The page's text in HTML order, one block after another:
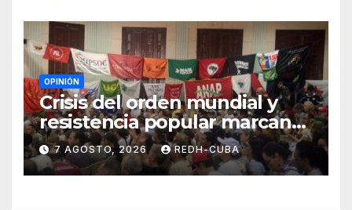
OPINIÓN
Crisis del orden mundial y
resistencia popular marcan
el inicio de la IV Asamblea
Continental de ALBA
Movimientos en Cuba
7 AGOSTO, 2026 REDH-CUBA